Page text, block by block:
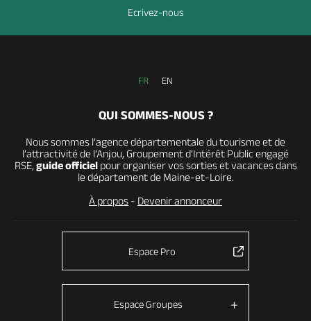
Ecrivez-nous
FR EN
QUI SOMMES-NOUS ?
Nous sommes l’agence départementale du tourisme et de
l’attractivité de l’Anjou, Groupement d’Intérêt Public engagé
RSE, guide officielpour organiser vos sorties et vacances dans
le département de Maine-et-Loire.
À propos - Devenir annonceur
Espace Pro
Espace Groupes